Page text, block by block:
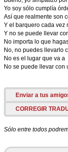
Yo soy sólo cumplía
Así que realmente son
Y el barquero cada vez
Y no se puede llevar
No importa lo que
No, no puedes llevarlo
No es el lugar que va a
No se puede llevar con
Enviar a tus
CORREGIR
Sólo entre todos